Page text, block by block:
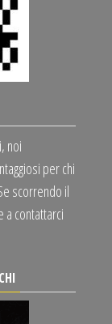
noi
per chi
scorrendo il
a contattarci